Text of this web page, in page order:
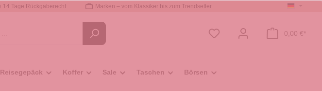
14 Tage Rückgaberecht Marken – vom Klassiker bis zum Trendsetter
0,00 €*
Reisegepäck Koffer Sale Taschen Börsen